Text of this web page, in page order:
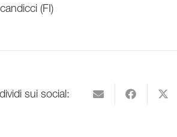
(FI)
sui social: